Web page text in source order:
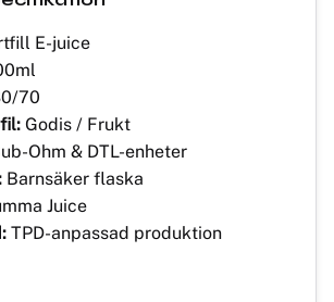
E-juice
70
Godis / Frukt
Ohm & DTL-enheter
Barnsäker flaska
Juice
TPD-anpassad produktion